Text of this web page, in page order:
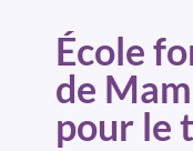
École
de
pour le